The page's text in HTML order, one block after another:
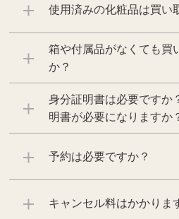
使用済みの化粧品は買い
箱や付属品がなくても買
か？
身分証明書は必要ですか
明書が必要になりますか
予約は必要ですか？
キャンセル料はかかりま